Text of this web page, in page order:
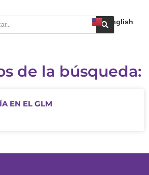
English
de la búsqueda:
EN EL GLM